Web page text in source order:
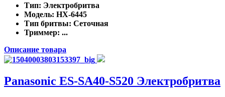
Тип: Электробритва
Модель: HX-6445
Тип бритвы: Сеточная
Триммер: ...
Описание товара
Panasonic ES-SA40-S520 Электробритва